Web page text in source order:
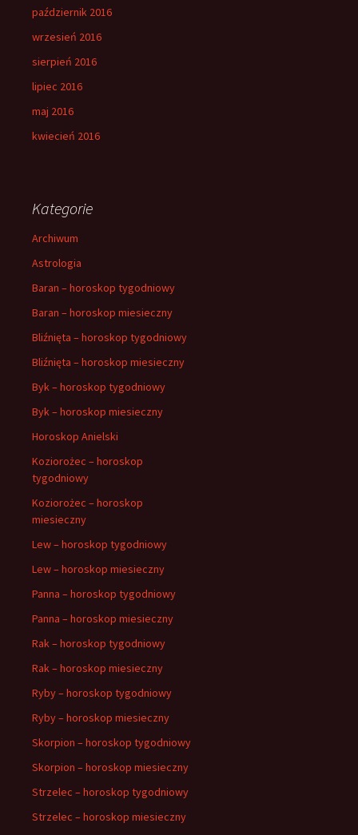
październik 2016
wrzesień 2016
sierpień 2016
lipiec 2016
maj 2016
kwiecień 2016
Kategorie
Archiwum
Astrologia
Baran – horoskop tygodniowy
Baran – horoskop miesieczny
Bliźnięta – horoskop tygodniowy
Bliźnięta – horoskop miesieczny
Byk – horoskop tygodniowy
Byk – horoskop miesieczny
Horoskop Anielski
Koziorożec – horoskop
tygodniowy
Koziorożec – horoskop
miesieczny
Lew – horoskop tygodniowy
Lew – horoskop miesieczny
Panna – horoskop tygodniowy
Panna – horoskop miesieczny
Rak – horoskop tygodniowy
Rak – horoskop miesieczny
Ryby – horoskop tygodniowy
Ryby – horoskop miesieczny
Skorpion – horoskop tygodniowy
Skorpion – horoskop miesieczny
Strzelec – horoskop tygodniowy
Strzelec – horoskop miesieczny